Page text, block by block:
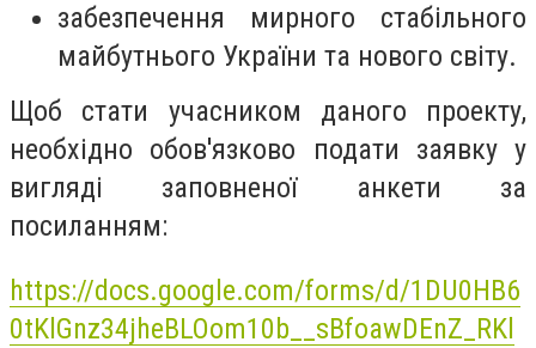
забезпечення мирного стабільного
майбутнього України та нового світу.
Щоб стати учасником даного проекту,
необхідно обов'язково подати заявку у
вигляді заповненої анкети за
посиланням:
https://docs.google.com/forms/d/1DU0HB6
0tKlGnz34jheBLOom10b__sBfoawDEnZ_RKl